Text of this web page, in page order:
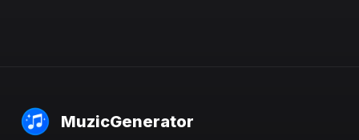
MuzicGenerator